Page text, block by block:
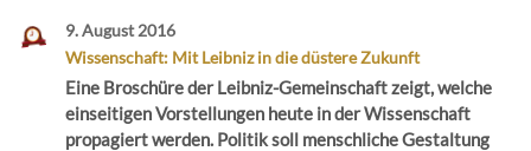
9. August 2016
Wissenschaft: Mit Leibniz in die düstere Zukunft
Eine Broschüre der Leibniz-Gemeinschaft zeigt, welche
einseitigen Vorstellungen heute in der Wissenschaft
propagiert werden. Politik soll menschliche Gestaltung